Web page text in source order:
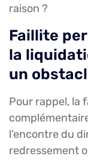
raison ?
Faillite
la
un
Pour rappel, la
l’encontre du
redressement